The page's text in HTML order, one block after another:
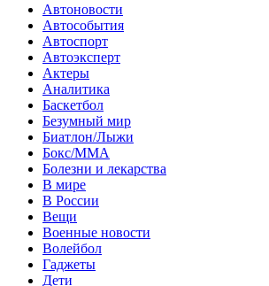
Автоновости
Автособытия
Автоспорт
Автоэксперт
Актеры
Аналитика
Баскетбол
Безумный мир
Биатлон/Лыжи
Бокс/MMA
Болезни и лекарства
В мире
В России
Вещи
Военные новости
Волейбол
Гаджеты
Дети